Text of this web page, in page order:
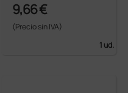
9,66 €
(Precio sin IVA)
1 ud.